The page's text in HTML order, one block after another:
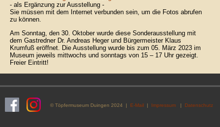
- als Ergänzung zur Ausstellung -
Sie müssen mit dem Internet verbunden sein, um die Fotos abrufen
zu können.
Am Sonntag, den 30. Oktober wurde diese Sonderausstellung mit
dem Gastredner Dr. Andreas Heger und Bürgermeister Klaus
Krumfuß eröffnet. Die Ausstellung wurde bis zum 05. März 2023 im
Museum jeweils mittwochs und sonntags von 15 – 17 Uhr gezeigt.
Freier Eintritt!
© Töpfermuseum Duingen 2024 | E-Mail | Impressum | Datenschutz